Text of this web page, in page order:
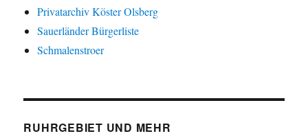
Privatarchiv Köster Olsberg
Sauerländer Bürgerliste
Schmalenstroer
RUHRGEBIET UND MEHR